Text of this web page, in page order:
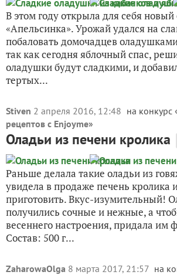
В этом году открыла для себя новый
«Апельсинка». Урожай удался на
побаловать домочадцев
так как сегодня яблочный спас,
оладушки будут сладкими, и
тертых...
Stiven 2 апреля 2016, 12:48 на конкурс
рецептов с Enjoyme»
Оладьи из печени кролика
Раньше делала такие оладьи из
увидела в продаже печень кролика
приготовить. Вкус-изумительный!
получились сочные и нежные, а
весеннего настроения, придала им
Состав: 500 г...
ZaharowaOlga 8 марта 2017, 21:57 на